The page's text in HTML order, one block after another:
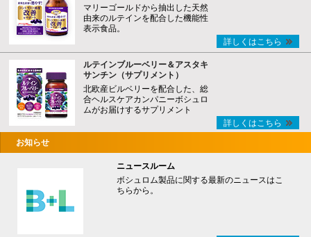
マリーゴールドから抽出した天然
由来のルテインを配合した機能性
表示食品。
詳しくはこちら
ルテインブルーベリー＆アスタキ
サンチン（サプリメント）
北欧産ビルベリーを配合した、総
合ヘルスケアカンパニーボシュロ
ムがお届けするサプリメント
詳しくはこちら
お知らせ
ニュースルーム
ボシュロム製品に関する最新のニュースはこ
ちらから。